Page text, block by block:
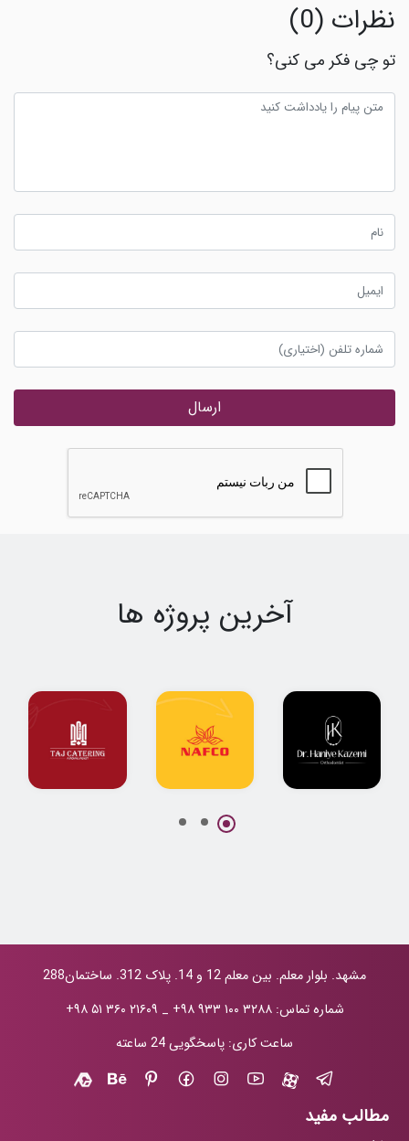
نظرات (0)
تو چی فکر می کنی؟
ارسال
آخرین پروژه ها
مشهد. بلوار معلم. بین معلم 12 و 14. پلاک 312. ساختمان288
شماره تماس:+۹۸ ۹۳۳ ۱۰۰ ۳۲۸۸ _ +۹۸ ۵۱ ۳۶۰ ۲۱۶۰۹
ساعت کاری: پاسخگویی 24 ساعته
مطالب مفید